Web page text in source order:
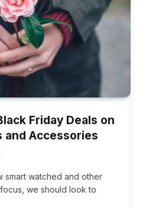
Friday Deals on
and Accessories
smart watched and other
we should look to